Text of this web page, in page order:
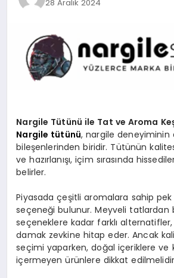
SIYASET
YAŞAM
DÜNYA
EĞITIM
28 Aralık 2024
Nargile Tütünü ile Tat ve Aroma
Nargile tütünü, nargile deneyiminin
bileşenlerinden biridir. Tütünün
ve hazırlanışı, içim sırasında
belirler.
Piyasada çeşitli aromalara sahip
seçeneği bulunur. Meyveli tatlardan
seçeneklere kadar farklı alternatifler,
damak zevkine hitap eder. Ancak
seçimi yaparken, doğal içeriklere ve
içermeyen ürünlere dikkat